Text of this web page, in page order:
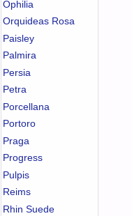
Ophilia
Orquideas Rosa
Paisley
Palmira
Persia
Petra
Porcellana
Portoro
Praga
Progress
Pulpis
Reims
Rhin Suede